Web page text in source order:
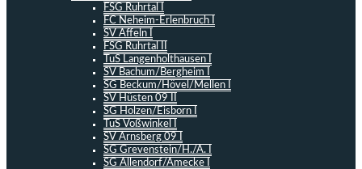
FSG Ruhrtal I
FC Neheim-Erlenbruch I
SV Affeln I
FSG Ruhrtal II
TuS Langenholthausen I
SV Bachum/Bergheim I
SG Beckum/Hövel/Mellen I
SV Hüsten 09 II
SG Holzen/Eisborn I
TuS Voßwinkel I
SV Arnsberg 09 I
SG Grevenstein/H./A. I
SG Allendorf/Amecke I